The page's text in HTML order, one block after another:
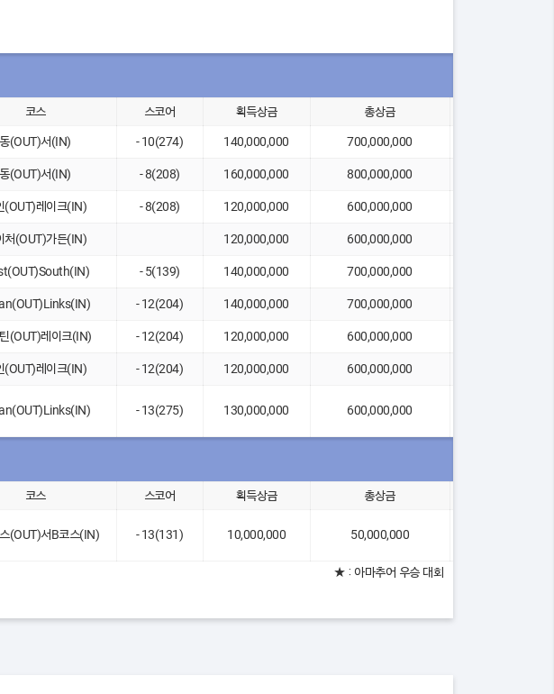
코스 스코어 획득상금 총상금
동(OUT)서(IN) - 10(274) 140,000,000 700,000,000
동(OUT)서(IN) - 8(208) 160,000,000 800,000,000
(OUT)레이크(IN) - 8(208) 120,000,000 600,000,000
처(OUT)가든(IN) 120,000,000 600,000,000
- 5(139) 140,000,000 700,000,000
- 12(204) 140,000,000 700,000,000
(OUT)레이크(IN) - 12(204) 120,000,000 600,000,000
(OUT)레이크(IN) - 12(204) 120,000,000 600,000,000
- 13(275) 130,000,000 600,000,000
코스 스코어 획득상금 총상금
(OUT)서B코스(IN) - 13(131) 10,000,000 50,000,000
★ : 아마추어 우승 대회